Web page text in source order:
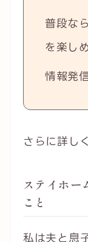
普段な
を楽し
情報発
さらに詳し
ステイホー
こと
私は夫と息